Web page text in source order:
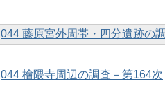
044 藤原宮外周帯・四分遺跡の
044 檜隈寺周辺の調査－第164次